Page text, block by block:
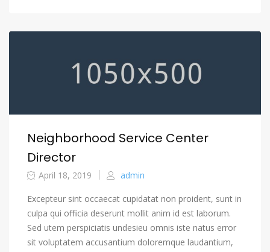
Neighborhood Service Center
Director
April 18, 2019 admin
Excepteur sint occaecat cupidatat non proident, sunt in
culpa qui officia deserunt mollit anim id est laborum.
Sed utem perspiciatis undesieu omnis iste natus error
sit voluptatem accusantium doloremque laudantium,